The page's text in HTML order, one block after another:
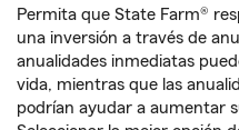
Permita que State Farm®
una inversión a través de
anualidades inmediatas
vida, mientras que las
podrían ayudar a aumentar